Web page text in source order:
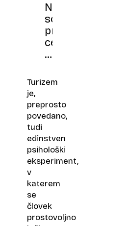
Nemci
so
primerjali
cene
na
v
in
Grčiji
Turizem
je,
preprosto
povedano,
tudi
edinstven
psihološki
eksperiment,
v
katerem
se
človek
prostovoljno